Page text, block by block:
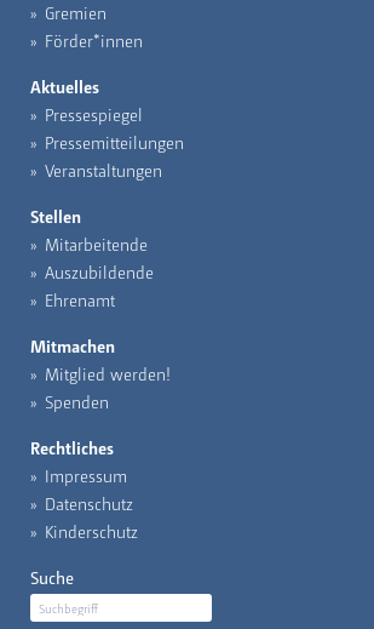
Gremien
Förder*innen
Aktuelles
Pressespiegel
Pressemitteilungen
Veranstaltungen
Stellen
Mitarbeitende
Auszubildende
Ehrenamt
Mitmachen
Mitglied werden!
Spenden
Rechtliches
Impressum
Datenschutz
Kinderschutz
Suche